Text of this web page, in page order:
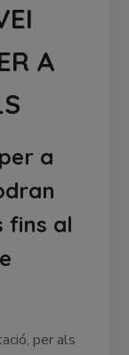
A
a
fins al
per als